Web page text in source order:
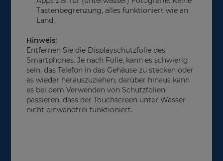
Tastenbegrenzung, alles funktioniert wie an
Land.
Hinweis:
Entfernen Sie die Displayschutzfolie des
Smartphones. Je nach Folie, kann es schwierig
sein, das Telefon in das Gehäuse zu stecken oder
es wieder herauszuziehen, darüber hinaus kann
es bei dem Verwenden von Schutzfolien
passieren, dass der Touchscreen unter Wasser
nicht einwandfrei funktioniert.